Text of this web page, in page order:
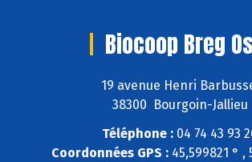
Biocoop Breg
19 avenue Henri
38300 Bourgoin-Jallieu
Téléphone : 04 74 43 93
Coordonnées GPS :45,599821 ° ,